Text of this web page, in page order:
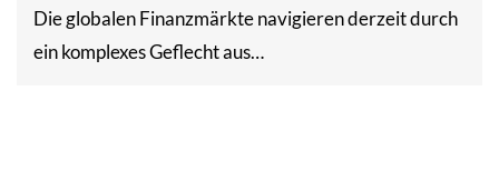
Die globalen Finanzmärkte navigieren derzeit durch
ein komplexes Geflecht aus…